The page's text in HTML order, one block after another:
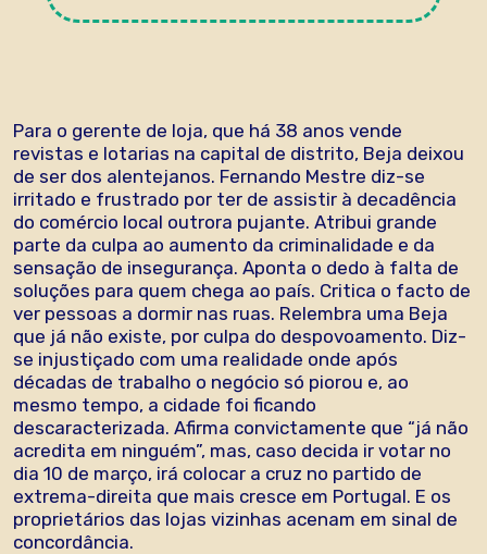
Para o gerente de loja, que há 38 anos vende
revistas e lotarias na capital de distrito, Beja deixou
de ser dos alentejanos. Fernando Mestre diz-se
irritado e frustrado por ter de assistir à decadência
do comércio local outrora pujante. Atribui grande
parte da culpa ao aumento da criminalidade e da
sensação de insegurança. Aponta o dedo à falta de
soluções para quem chega ao país. Critica o facto de
ver pessoas a dormir nas ruas. Relembra uma Beja
que já não existe, por culpa do despovoamento. Diz-
se injustiçado com uma realidade onde após
décadas de trabalho o negócio só piorou e, ao
mesmo tempo, a cidade foi ficando
descaracterizada. Afirma convictamente que “já não
acredita em ninguém”, mas, caso decida ir votar no
dia 10 de março, irá colocar a cruz no partido de
extrema-direita que mais cresce em Portugal. E os
proprietários das lojas vizinhas acenam em sinal de
concordância.